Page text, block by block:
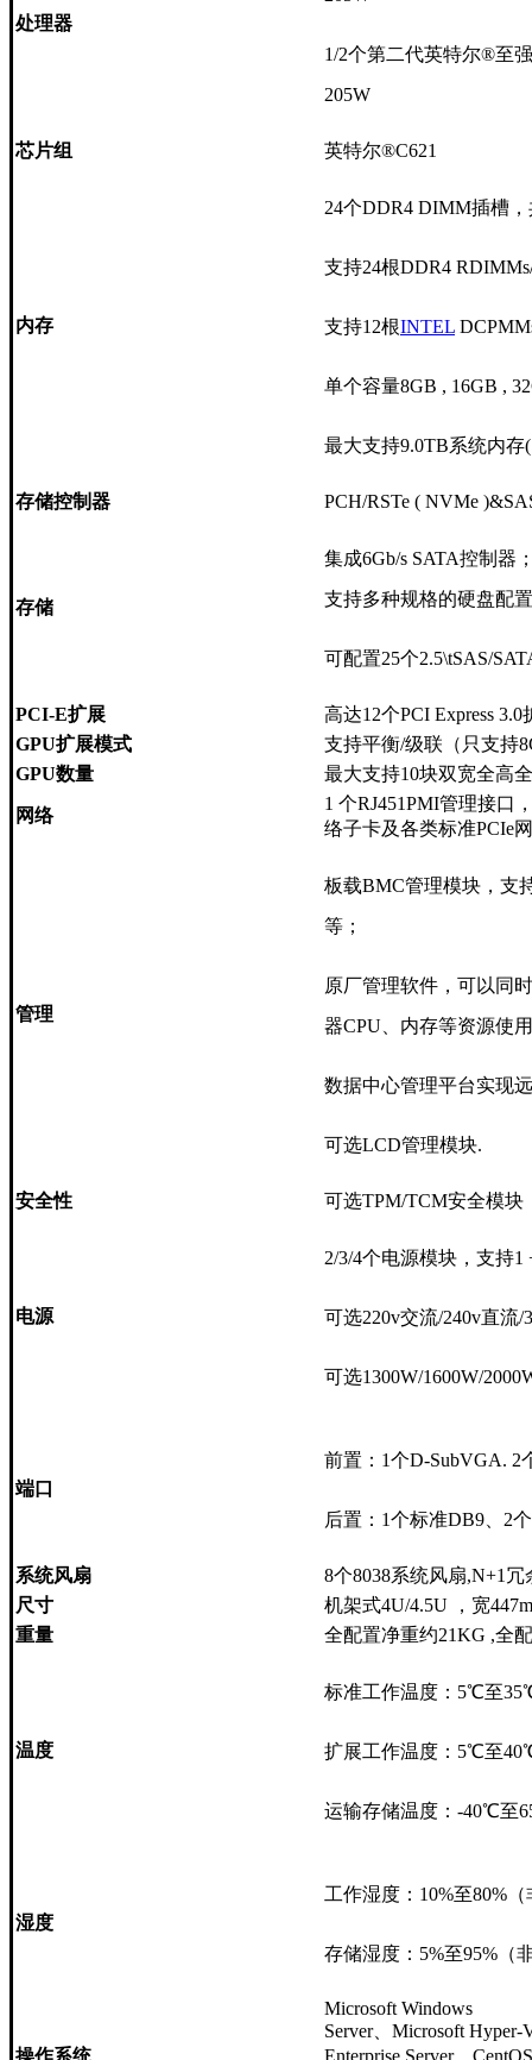
处理器
1/2个第二代英特尔®至
205W
芯片组 英特尔®C621
内存
24个DDR4 DIMM插槽
支持24根DDR4
支持12根INTEL
单个容量8GB , 16GB ,
最大支持9.0TB系统内
存储控制器 PCH/RSTe ( NVMe
存储
集成6Gb/s SATA控制器
支持多种规格的硬盘配
可配置25个2.5\tSAS/
PCI-E扩展
高达12个PCI Express 3.0
GPU扩展模式
支持平衡/级联（只支持
GPU数量
最大支持10块双宽全高
网络
1 个RJ451PMI管理接口
络子卡及各类标准PCIe
管理
板载BMC管理模块，支
等；
原厂管理软件，可以同
器CPU、内存等资源使
数据中心管理平台实现
可选LCD管理模块.
安全性 可选TPM/TCM安全模
电源
2/3/4个电源模块，支持
可选220v交流/240v直流/
可选1300W/1600W/
端口
前置：1个D-SubVGA. 2
后置：1个标准DB9、2
系统风扇
8个8038系统风扇,N+1
尺寸
机架式4U/4.5U ，宽
重量
全配置净重约21KG ,全
温度
标准工作温度：5℃至
扩展工作温度：5℃至
运输存储温度：-40℃至
湿度
工作湿度：10%至80%
存储湿度：5%至95%（
Microsoft Windows
Server、Microsoft Hyper-